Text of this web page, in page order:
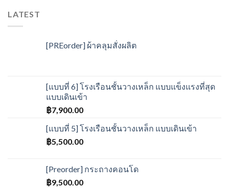
LATEST
[PREorder] ผ้าคลุมสั่งผลิต
[แบบที่ 6] โรงเรือนชั้นวางเหล็ก แบบแข็งแรงที่สุด
แบบเดินเข้า
฿7,900.00
[แบบที่ 5] โรงเรือนชั้นวางเหล็ก แบบเดินเข้า
฿5,500.00
[Preorder] กระถางคอนโด
฿9,500.00